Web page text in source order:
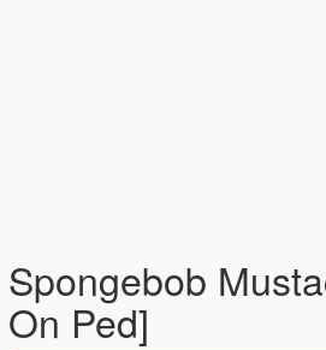
Spongebob
On Ped]